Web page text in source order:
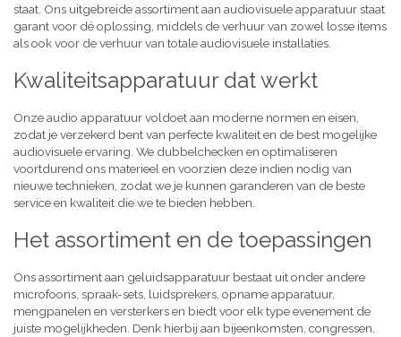
staat. Ons uitgebreide assortiment aan audiovisuele apparatuur staat
garant voor dé oplossing, middels de verhuur van zowel losse items
als ook voor de verhuur van totale audiovisuele installaties.
Kwaliteitsapparatuur dat werkt
Onze audio apparatuur voldoet aan moderne normen en eisen,
zodat je verzekerd bent van perfecte kwaliteit en de best mogelijke
audiovisuele ervaring. We dubbelchecken en optimaliseren
voortdurend ons materieel en voorzien deze indien nodig van
nieuwe technieken, zodat we je kunnen garanderen van de beste
service en kwaliteit die we te bieden hebben.
Het assortiment en de toepassingen
Ons assortiment aan geluidsapparatuur bestaat uit onder andere
microfoons, spraak-sets, luidsprekers, opname apparatuur,
mengpanelen en versterkers en biedt voor elk type evenement de
juiste mogelijkheden. Denk hierbij aan bijeenkomsten, congressen,